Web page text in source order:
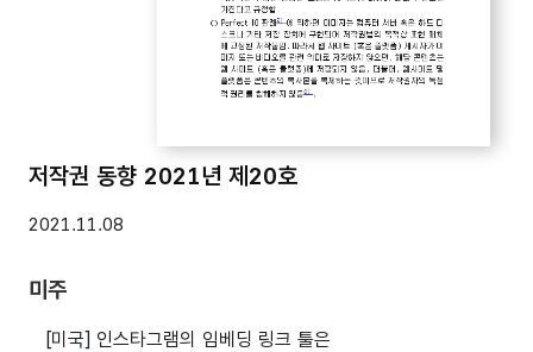
저작권 동향 2021년 제20호
2021.11.08
미주
[미국] 인스타그램의 임베딩 링크 툴은